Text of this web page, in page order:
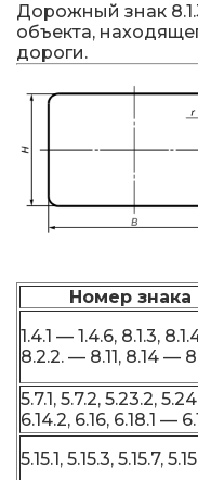
Дорожный знак
объекта,
дороги.
Номер знака
1.4.1 — 1.4.6, 8.1.3,
8.2.2. — 8.11, 8.14 —
5.7.1, 5.7.2, 5.23.2,
6.14.2, 6.16, 6.18.1 —
5.15.1, 5.15.3, 5.15.7,